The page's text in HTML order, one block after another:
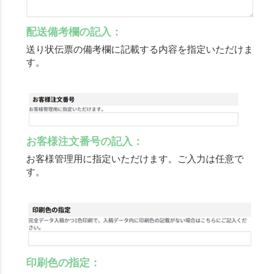
配送備考欄の記入：
送り状伝票の備考欄に記載する内容を指定いただけま
す。
お客様注文番号の記入：
お客様管理用に指定いただけます。ご入力は任意で
す。
印刷色の指定：